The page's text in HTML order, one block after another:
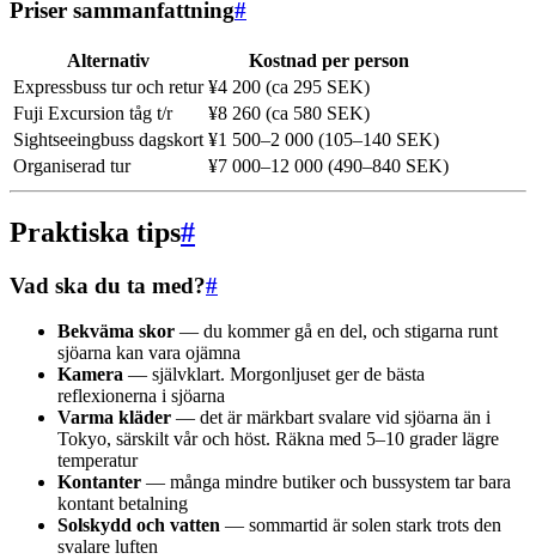
Priser sammanfattning#
Alternativ
Kostnad per person
Expressbuss tur och retur ¥4 200 (ca 295 SEK)
Fuji Excursion tåg t/r
¥8 260 (ca 580 SEK)
Sightseeingbuss dagskort ¥1 500–2 000 (105–140 SEK)
Organiserad tur
¥7 000–12 000 (490–840 SEK)
Praktiska tips#
Vad ska du ta med?#
Bekväma skor — du kommer gå en del, och stigarna runt
sjöarna kan vara ojämna
Kamera — självklart. Morgonljuset ger de bästa
reflexionerna i sjöarna
Varma kläder — det är märkbart svalare vid sjöarna än i
Tokyo, särskilt vår och höst. Räkna med 5–10 grader lägre
temperatur
Kontanter — många mindre butiker och bussystem tar bara
kontant betalning
Solskydd och vatten — sommartid är solen stark trots den
svalare luften